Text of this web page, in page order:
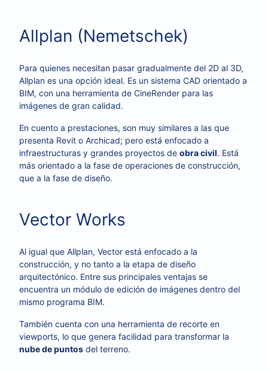
Allplan (Nemetschek)
Para quienes necesitan pasar gradualmente del 2D al 3D,
Allplan es una opción ideal. Es un sistema CAD orientado a
BIM, con una herramienta de CineRender para las
imágenes de gran calidad.
En cuento a prestaciones, son muy similares a las que
presenta Revit o Archicad; pero está enfocado a
infraestructuras y grandes proyectos de obra civil. Está
más orientado a la fase de operaciones de construcción,
que a la fase de diseño.
Vector Works
Al igual que Allplan, Vector está enfocado a la
construcción, y no tanto a la etapa de diseño
arquitectónico. Entre sus principales ventajas se
encuentra un módulo de edición de imágenes dentro del
mismo programa BIM.
También cuenta con una herramienta de recorte en
viewports, lo que genera facilidad para transformar la
nube de puntos del terreno.